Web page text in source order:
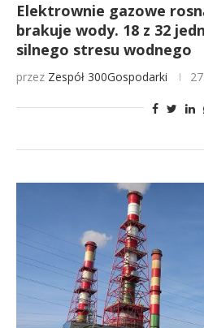
Elektrownie gazowe
brakuje wody. 18 z 32
silnego stresu wodnego
przez Zespół 300Gospodarki